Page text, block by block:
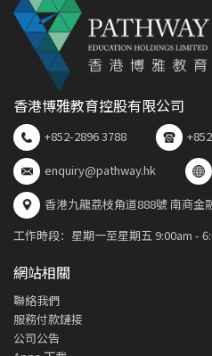
香港博雅教育控股有限公司
+852-2896 3788
enquiry@pathway.hk
香港九龍荔枝角道888號 南商金
工作時段：星期一至星期五 9:00am -
網站相關
聯絡我們
服務付款鏈接
公司公告